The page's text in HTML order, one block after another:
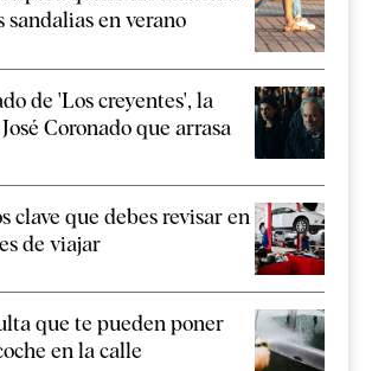
sandalias en verano
de 'Los creyentes', la
Coronado que arrasa
clave que debes revisar en
de viajar
que te pueden poner
en la calle